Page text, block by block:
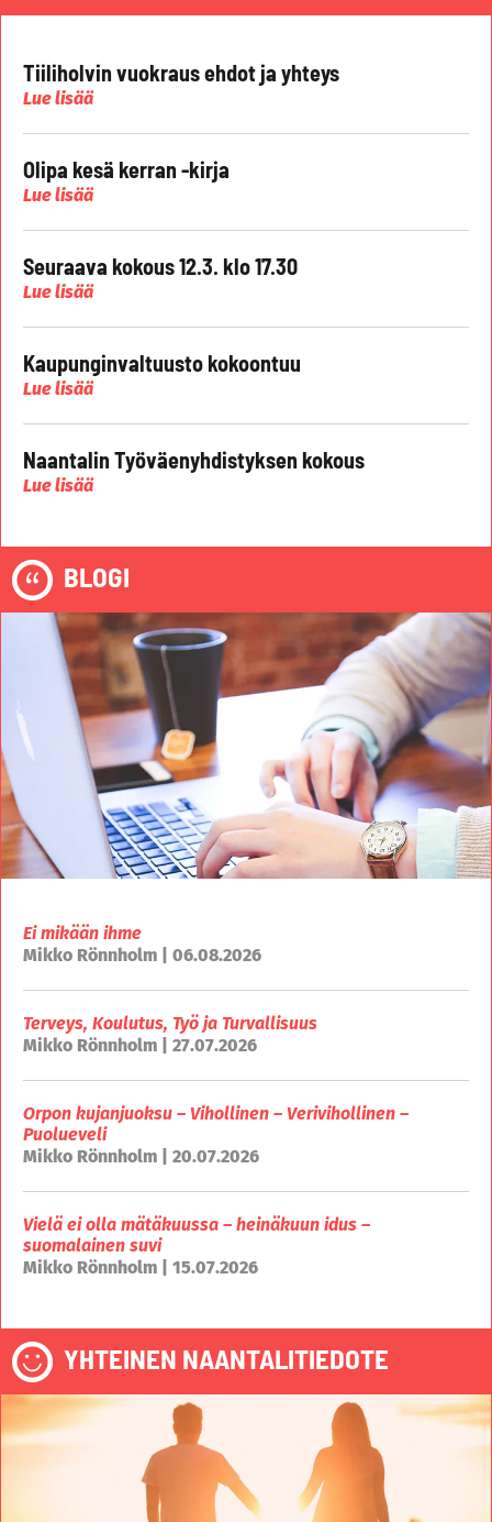
Tiiliholvin vuokraus ehdot ja yhteys
Lue lisää
Olipa kesä kerran -kirja
Lue lisää
Seuraava kokous 12.3. klo 17.30
Lue lisää
Kaupunginvaltuusto kokoontuu
Lue lisää
Naantalin Työväenyhdistyksen kokous
Lue lisää
BLOGI
Ei mikään ihme
Mikko Rönnholm | 06.08.2026
Terveys, Koulutus, Työ ja Turvallisuus
Mikko Rönnholm | 27.07.2026
Orpon kujanjuoksu – Vihollinen – Verivihollinen –
Puolueveli
Mikko Rönnholm | 20.07.2026
Vielä ei olla mätäkuussa – heinäkuun idus –
suomalainen suvi
Mikko Rönnholm | 15.07.2026
YHTEINEN NAANTALITIEDOTE